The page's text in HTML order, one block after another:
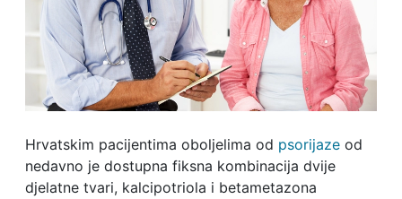
Hrvatskim pacijentima oboljelima od psorijazeod
nedavno je dostupna fiksna kombinacija dvije
djelatne tvari, kalcipotriola i betametazona